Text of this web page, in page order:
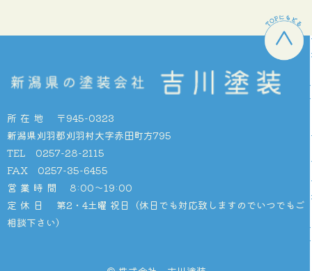
所在地
〒945-0323
新潟県刈羽郡刈羽村大字赤田町方795
TEL 0257-28-2115
FAX 0257-35-6455
営業時間
8:00〜19:00
定休日
第2・4土曜 祝日（休日でも対応致しますのでいつでもご
相談下さい）